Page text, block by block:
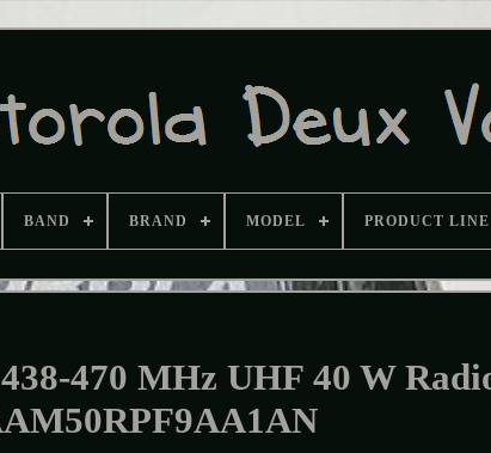
BAND BRAND MODEL PRODUCT LINE
470 MHz UHF 40 W